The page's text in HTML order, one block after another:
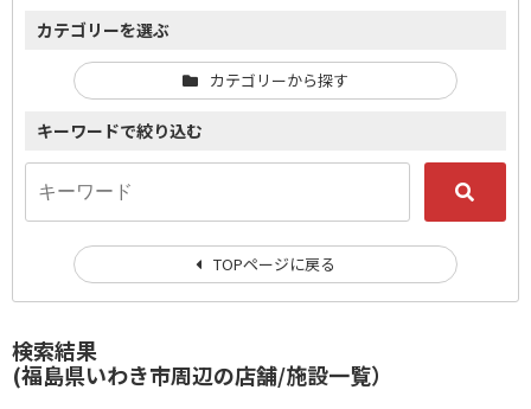
検索結果
(福島県いわき市周辺の店舗/施設一覧）
カテゴリーを選ぶ
カテゴリーから探す
キーワードで絞り込む
TOPページに戻る